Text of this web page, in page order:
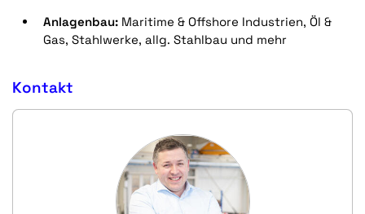
Anlagenbau: Maritime & Offshore Industrien, Öl &
Gas, Stahlwerke, allg. Stahlbau und mehr
Kontakt